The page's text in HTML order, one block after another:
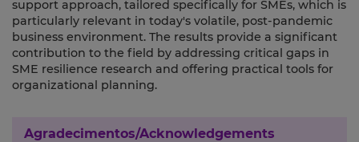
support approach, tailored specifically for SMEs, which is
particularly relevant in today's volatile, post-pandemic
business environment. The results provide a significant
contribution to the field by addressing critical gaps in
SME resilience research and offering practical tools for
organizational planning.
Agradecimentos/Acknowledgements